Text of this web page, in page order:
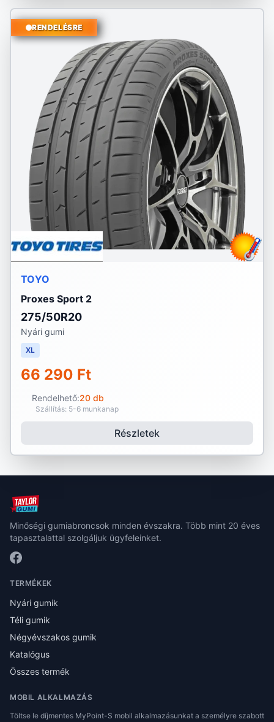
RENDELÉSRE
TOYO
Proxes Sport 2
275/50R20
Nyári gumi
XL
66 290 Ft
Rendelhető:20 db
Szállítás: 5-6 munkanap
Részletek
Minőségi gumiabroncsok minden évszakra. Több mint 20 éves
tapasztalattal szolgáljuk ügyfeleinket.
TERMÉKEK
Nyári gumik
Téli gumik
Négyévszakos gumik
Katalógus
Összes termék
MOBIL ALKALMAZÁS
Töltse le díjmentes MyPoint-S mobil alkalmazásunkat a személyre szabott